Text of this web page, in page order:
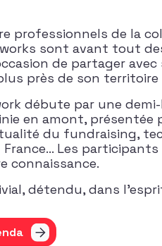
professionnels de la
sont avant tout
de partager
près de son territoire
débute par une
en amont, présentée
du fundraising,
France… Les
connaissance.
détendu, dans